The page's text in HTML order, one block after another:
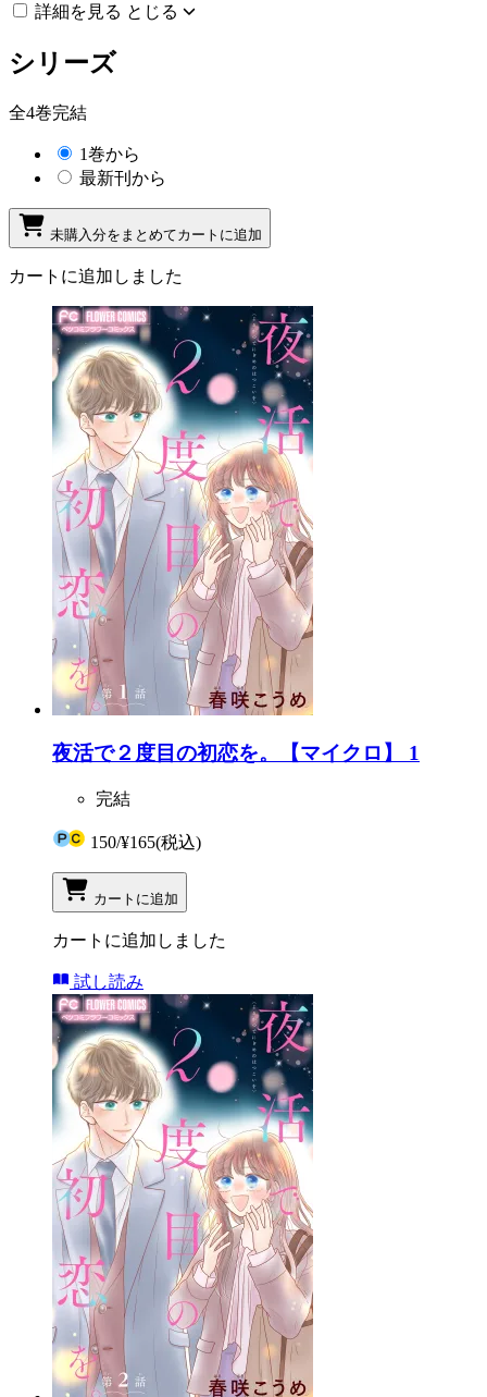
詳細を見る とじる
シリーズ
全4巻完結
1巻から
最新刊から
未購入分をまとめてカートに追加
カートに追加しました
夜活で２度目の初恋を。【マイクロ】 1
完結
150/¥165(税込)
カートに追加
カートに追加しました
試し読み